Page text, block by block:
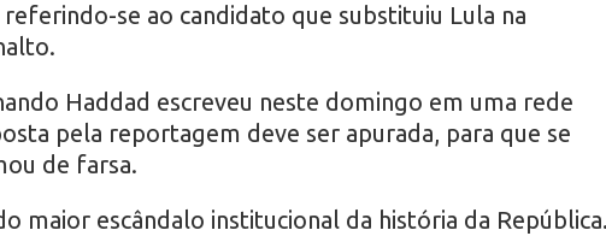
se ao candidato que substituiu Lula na
Haddad escreveu neste domingo em uma rede
pela reportagem deve ser apurada, para que se
de farsa.
maior escândalo institucional da história da